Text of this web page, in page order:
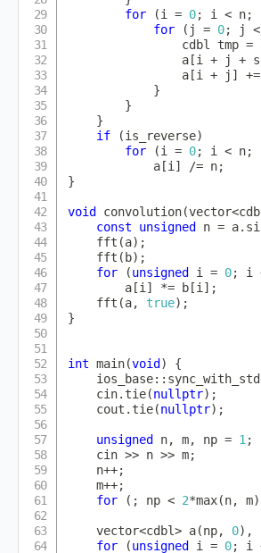
for
(i = 0; i < n;
for
( j = 0; j <
                cdbl tmp
=
                a
[i + j + s
                a
[i + j ] +=
}
}
}
if
(is_reverse)
for
(i = 0; i < n;
            a
[i ] /= n;
}
void convolution(vector<
const
unsigned n = a.
fft (a) ;
fft ( b) ;
for
(unsigned i = 0; i
        a
[i ] *= b[i ] ;
fft (a, true) ;
}
int main(void )
{
    ios_base
::
    cin
. tie(nullptr) ;
    cout
. tie(nullptr) ;
unsigned n, m, np = 1 ;
    cin
>> n >> m;
    n
++;
    m
++;
for
( ; np < 2*max(n, m)
    vector
<cdbl> a(np, 0) ,
for
(unsigned i = 0; i